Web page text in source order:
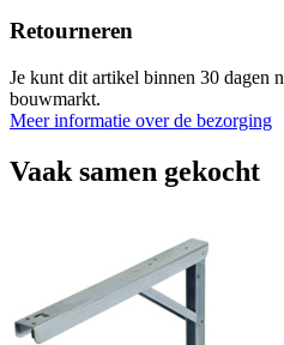
Retourneren
Je kunt dit artikel binnen 30 dagen
bouwmarkt.
Meer informatie over de bezorging
Vaak samen gekocht